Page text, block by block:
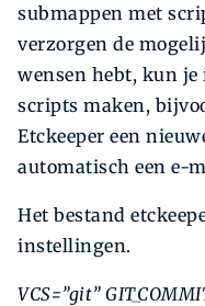
submappen met
verzorgen de
wensen hebt, kun je
scripts maken,
Etckeeper een
automatisch een e-
Het bestand
instellingen.
VCS=”git”